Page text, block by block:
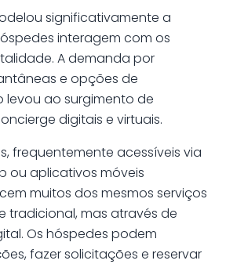
significativamente a
interagem com os
A demanda por
e opções de
ao surgimento de
digitais e virtuais.
frequentemente acessíveis via
ou aplicativos móveis
muitos dos mesmos serviços
tradicional, mas através de
Os hóspedes podem
fazer solicitações e reservar